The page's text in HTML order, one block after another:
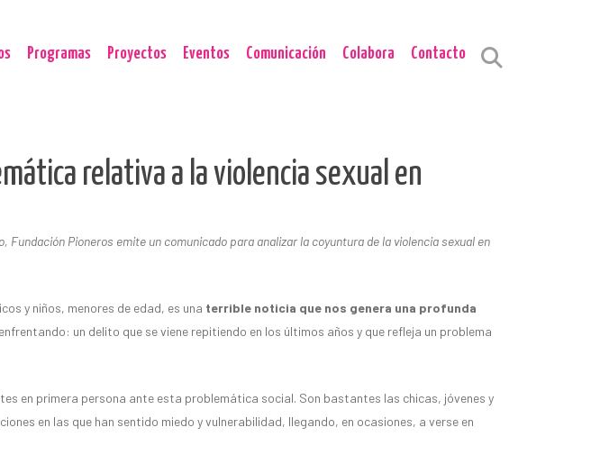
Programas Proyectos Eventos Comunicación Colabora Contacto
relativa a la violencia sexual en
Pioneros emite un comunicado para analizar la coyuntura de la violencia sexual en
y niños, menores de edad, es una terrible noticia que nos genera una profunda
un delito que se viene repitiendo en los últimos años y que refleja un problema
en primera persona ante esta problemática social. Son bastantes las chicas, jóvenes y
en las que han sentido miedo y vulnerabilidad, llegando, en ocasiones, a verse en